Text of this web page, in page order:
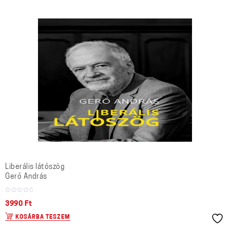
Liberális látószög
Gerő András
3990 Ft
KOSÁRBA TESZEM